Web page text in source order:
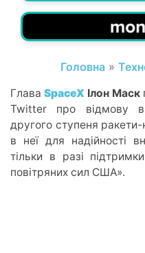
Головна »
Глава SpaceX Ілон Маск
Twitter про відмову
другого ступеня ракети-
в неї для надійності
тільки в разі
повітряних сил США».